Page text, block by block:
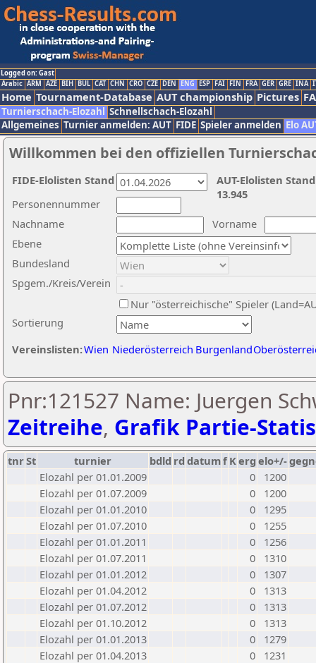
Logged on: Gast
Arabic ARM AZE BIH BUL CAT CHN CRO CZE DEN ENG ESP FAI FIN FRA GER GRE INA
Home Tournament-Database AUT championship Pictures
Turnierschach-Elozahl Schnellschach-Elozahl
Allgemeines Turnier anmelden: AUT FIDE Spieler anmelden Elo
Willkommen bei den offiziellen
Nachname
Vorname
Ebene
Sortierung
Personennummer
Bundesland
Spgem./Kreis/Verein
Nur "österreichische" Spieler
Vereinslisten:Wien Niederösterreich Burgenland
AUT-Elolisten
13.945
FIDE-Elolisten Stand
Pnr:121527 Name: Juergen
Zeitreihe, Grafik Partie-
tnrSt turnier bdld rd datumf Kerg elo+/-
Elozahl per 01.01.2009
0
1200
Elozahl per 01.07.2009
0
1200
Elozahl per 01.01.2010
0
1295
Elozahl per 01.07.2010
0
1255
Elozahl per 01.01.2011
0
1256
Elozahl per 01.07.2011
0
1310
Elozahl per 01.01.2012
0
1307
Elozahl per 01.04.2012
0
1313
Elozahl per 01.07.2012
0
1313
Elozahl per 01.10.2012
0
1313
Elozahl per 01.01.2013
0
1279
Elozahl per 01.04.2013
0
1231